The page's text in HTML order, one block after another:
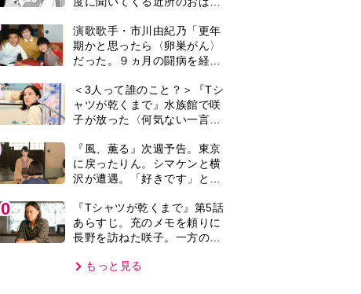
まり…【第1話】
演歌歌手・市川由紀乃「更年
期かと思ったら〈卵巣がん〉
だった。９ヵ月の闘病を経て
紙を今も支えに」【2026上半
期BEST】
＜3人って誰のこと？＞『Tシ
ャツが乾くまで』水族館で咲
子が放った〈何気ない一言〉
線？」「子どもの話だと…」
『風、薫る』次週予告。東京
に戻ったりん。シマケンと横
沢が遭遇。「好きです」と告
『Tシャツが乾くまで』第5話
あらすじ。充のメモを頼りに
長野を訪ねた咲子。一方の樹
タバレあり＞
もっと見る